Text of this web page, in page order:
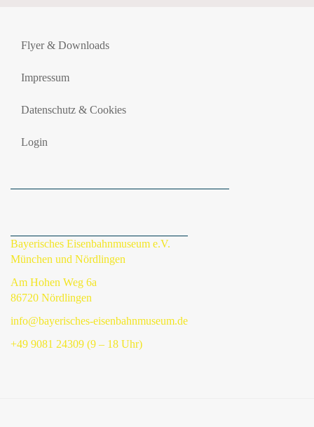
Flyer & Downloads
Impressum
Datenschutz & Cookies
Login
Bayerisches Eisenbahnmuseum e.V.
München und Nördlingen
Am Hohen Weg 6a
86720 Nördlingen
info@bayerisches-eisenbahnmuseum.de
+49 9081 24309 (9 – 18 Uhr)